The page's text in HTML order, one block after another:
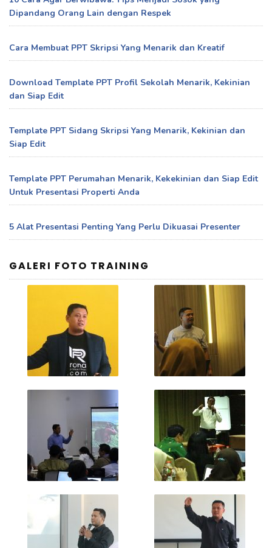
Dipandang Orang Lain dengan Respek
Cara Membuat PPT Skripsi Yang Menarik dan Kreatif
Download Template PPT Profil Sekolah Menarik, Kekinian
dan Siap Edit
Template PPT Sidang Skripsi Yang Menarik, Kekinian dan
Siap Edit
Template PPT Perumahan Menarik, Kekekinian dan Siap Edit
Untuk Presentasi Properti Anda
5 Alat Presentasi Penting Yang Perlu Dikuasai Presenter
GALERI FOTO TRAINING